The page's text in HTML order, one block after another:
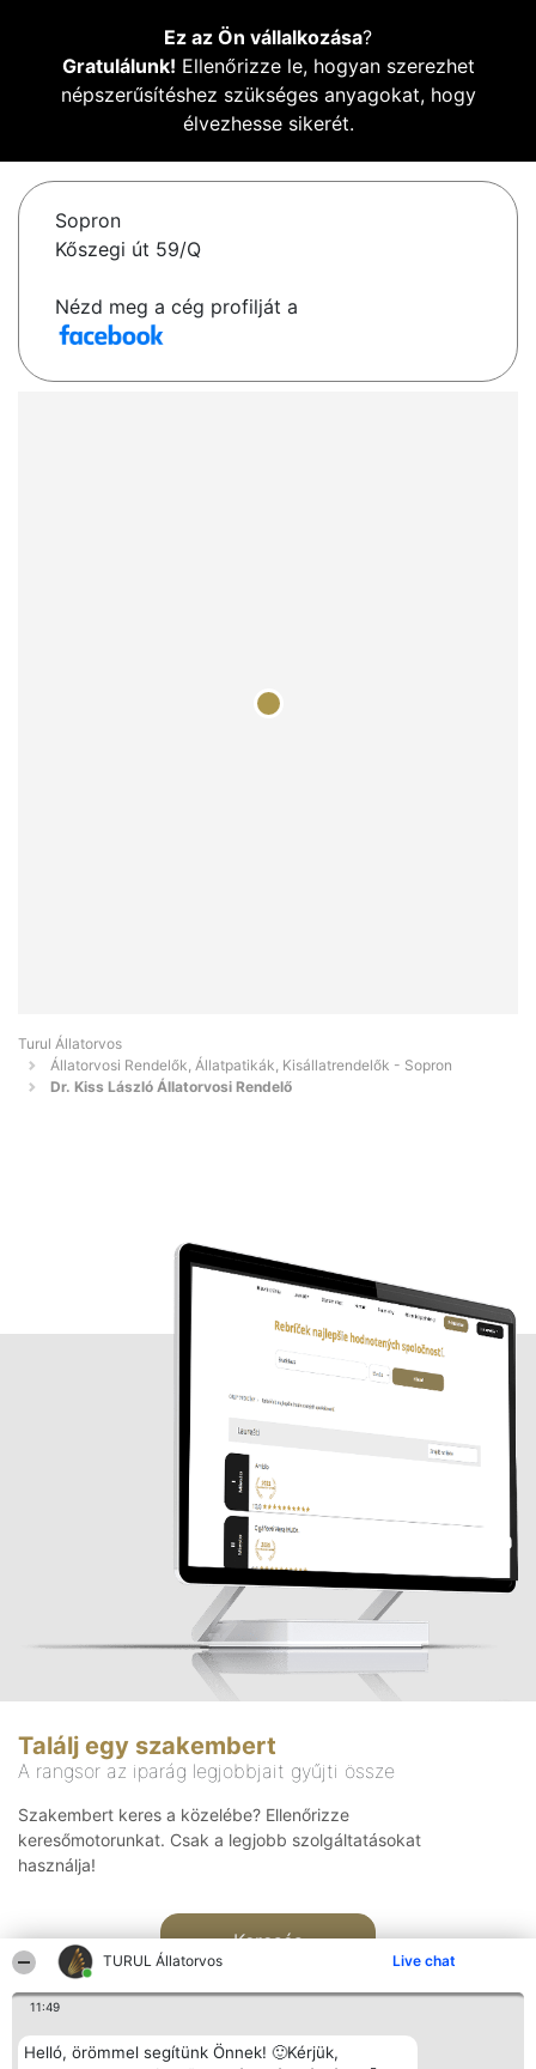
TURUL Állatorvos Live chat
11:49
Helló, örömmel segítünk Önnek! 🙂Kérjük,
Ez az Ön vállalkozása?
Gratulálunk! Ellenőrizze le, hogyan szerezhet
népszerűsítéshez szükséges anyagokat, hogy
élvezhesse sikerét.
Sopron
Kőszegi út 59/Q
Nézd meg a cég profilját a
Turul Állatorvos
Állatorvosi Rendelők, Állatpatikák, Kisállatrendelők - Sopron
Dr. Kiss László Állatorvosi Rendelő
Találj egy szakembert
A rangsor az iparág legjobbjait gyűjti össze
Szakembert keres a közelébe? Ellenőrizze
keresőmotorunkat. Csak a legjobb szolgáltatásokat
használja!
Keresés